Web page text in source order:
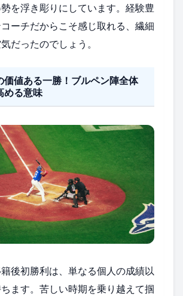
を浮き彫りにしています。経験豊
ーチだからこそ感じ取れる、繊細
だったのでしょう。
価値ある一勝！ブルペン陣全体
める意味
後初勝利は、単なる個人の成績以
ます。苦しい時期を乗り越えて掴